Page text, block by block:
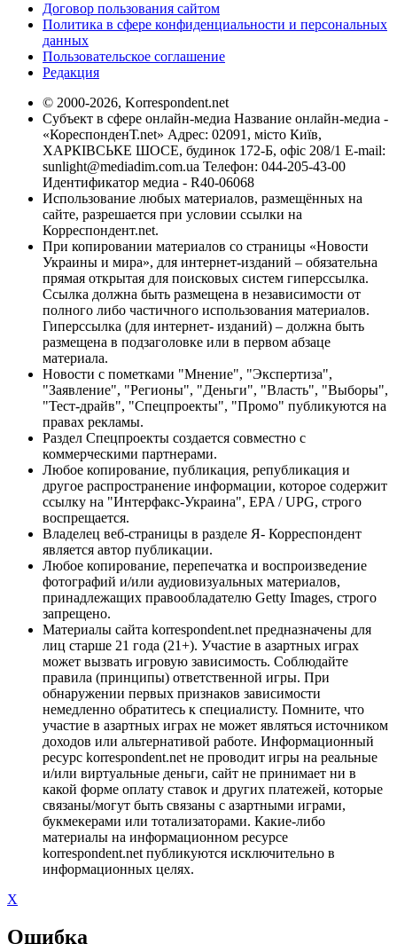
Договор пользования сайтом
Политика в сфере конфиденциальности и персональных
данных
Пользовательское соглашение
Редакция
© 2000-2026, Korrespondent.net
Субъект в сфере онлайн-медиа Название онлайн-медиа -
«КореспонденТ.net» Адрес: 02091, місто Київ,
ХАРКІВСЬКЕ ШОСЕ, будинок 172-Б, офіс 208/1 E-mail:
sunlight@mediadim.com.ua Телефон: 044-205-43-00
Идентификатор медиа - R40-06068
Использование любых материалов, размещённых на
сайте, разрешается при условии ссылки на
Корреспондент.net.
При копировании материалов со страницы «Новости
Украины и мира», для интернет-изданий – обязательна
прямая открытая для поисковых систем гиперссылка.
Ссылка должна быть размещена в независимости от
полного либо частичного использования материалов.
Гиперссылка (для интернет- изданий) – должна быть
размещена в подзаголовке или в первом абзаце
материала.
Новости с пометками "Мнение", "Экспертиза",
"Заявление", "Регионы", "Деньги", "Власть", "Выборы",
"Тест-драйв", "Спецпроекты", "Промо" публикуются на
правах рекламы.
Раздел Спецпроекты создается совместно с
коммерческими партнерами.
Любое копирование, публикация, републикация и
другое распространение информации, которое содержит
ссылку на "Интерфакс-Украина", EPA / UPG, строго
воспрещается.
Владелец веб-страницы в разделе Я- Корреспондент
является автор публикации.
Любое копирование, перепечатка и воспроизведение
фотографий и/или аудиовизуальных материалов,
принадлежащих правообладателю Getty Images, строго
запрещено.
Материалы сайта korrespondent.net предназначены для
лиц старше 21 года (21+). Участие в азартных играх
может вызвать игровую зависимость. Соблюдайте
правила (принципы) ответственной игры. При
обнаружении первых признаков зависимости
немедленно обратитесь к специалисту. Помните, что
участие в азартных играх не может являться источником
доходов или альтернативой работе. Информационный
ресурс korrespondent.net не проводит игры на реальные
и/или виртуальные деньги, сайт не принимает ни в
какой форме оплату ставок и других платежей, которые
связаны/могут быть связаны с азартными играми,
букмекерами или тотализаторами. Какие-либо
материалы на информационном ресурсе
korrespondent.net публикуются исключительно в
информационных целях.
X
Ошибка